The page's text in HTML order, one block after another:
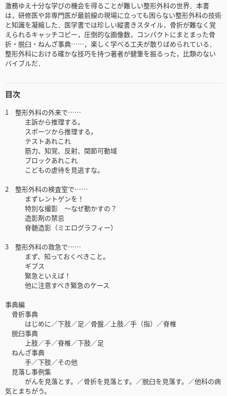
激務ゆえ十分な学びの機会を得ることが難しい整形外科の世界．本書
は，研修医や非専門医が最前線の現場に立っても困らない整形外科の技術
と知識を凝縮した．医学書では珍しい縦書きスタイル，骨折が難なく覚
えられるキャッチコピー，圧倒的な画像数，コンパクトにまとまった骨
折・脱臼・ねんざ事典……，楽しく学べる工夫が散りばめられている．
整形外科における確かな技巧を持つ著者が健筆を振るった，比類のない
バイブルだ．
目次
1 整形外科の外来で……
主訴から推理する。
スポーツから推理する。
テストあれこれ
筋力、知覚、反射、関節可動域
ブロックあれこれ
こどもの虐待を見逃すな。
2 整形外科の検査室で……
まずレントゲンを！
特別な撮影 〜なぜ動かすの？
造影剤の禁忌
脊髄造影（ミエログラフィー）
3 整形外科の救急で……
まず、知っておくべきこと。
ギプス
緊急といえば！
他に注意すべき緊急のケース
事典編
骨折事典
はじめに／下肢／足／骨盤／上肢／手（指）／脊椎
脱臼事典
上肢／手／脊椎／下肢／足
ねんざ事典
手／下肢／その他
見落し事例集
がんを見落とす。／骨折を見落とす。／脱臼を見落す。／他科の病
気とまちがう。